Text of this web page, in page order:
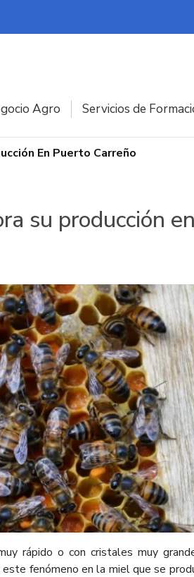
Agro Servicios de
En Puerto Carreño
su producción
rápido o con cristales muy
fenómeno en la miel que se